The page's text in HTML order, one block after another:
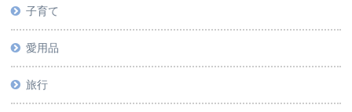
子育て
愛用品
旅行